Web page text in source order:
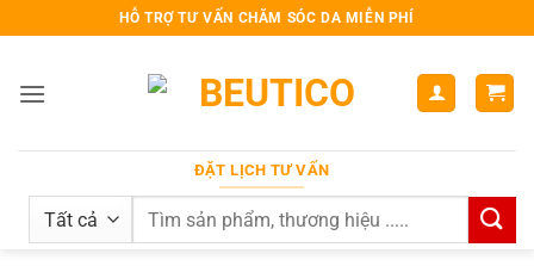
qua
dung
HỖ TRỢ TƯ VẤN CHĂM SÓC DA MIỄN PHÍ
ĐẶT LỊCH TƯ VẤN
Search